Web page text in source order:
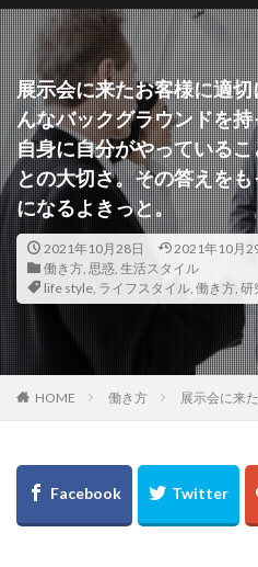
展示会に来たお客様に適
んなバックグラウンドを
自身に自分がやっている
との大切さ。その答えを
になるよきっと。
2021年10月28日
2021年10月
働き方, 思惑, 生活スタイル
life style, ライフスタイル, 働き方, 研
HOME 働き方 展示会に来